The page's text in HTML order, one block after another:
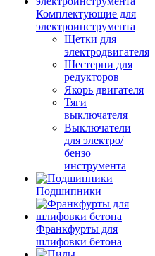
Комплектующие для
электроинструмента
Щетки для
электродвигателя
Шестерни для
редукторов
Якорь двигателя
Тяги
выключателя
Выключатели
для электро/
бензо
инструмента
Подшипники
Франкфурты для
шлифовки бетона